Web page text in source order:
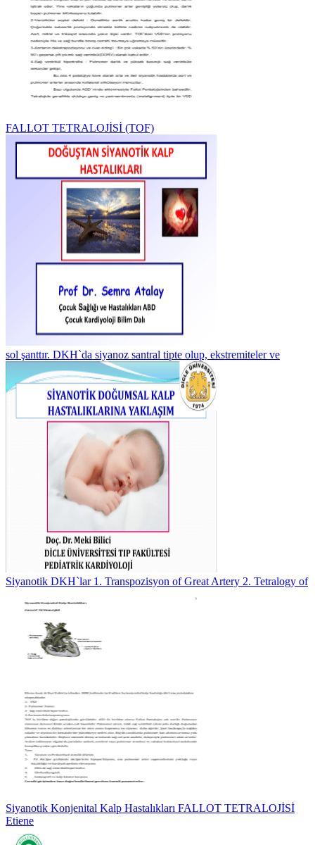
FALLOT TETRALOJİSİ (TOF)
sol şanttır. DKH`da siyanoz santral tipte olup, ekstremiteler ve
Siyanotik DKH`lar 1. Transpozisyon of Great Artery 2. Tetralogy of
Siyanotik Konjenital Kalp Hastalıkları FALLOT TETRALOJİSİ
Etiene